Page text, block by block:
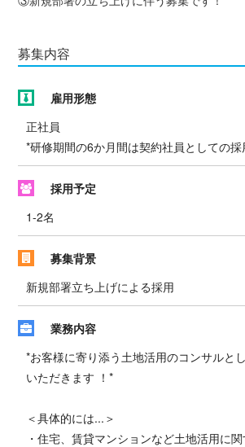
募集内容
雇用形態
正社員
*研修期間の6か月間は契約社員としての
採用予定
1-2名
募集背景
新規部署立ち上げによる採用
業務内容
*お客様に寄り添う土地活用のコンサルと
いただきます ！*
＜具体的には...＞
・住宅、賃貸マンションなど土地活用に